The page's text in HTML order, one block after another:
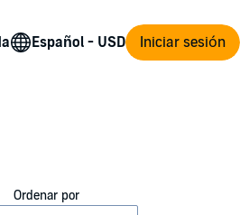
Iniciar sesión
Ordenar por